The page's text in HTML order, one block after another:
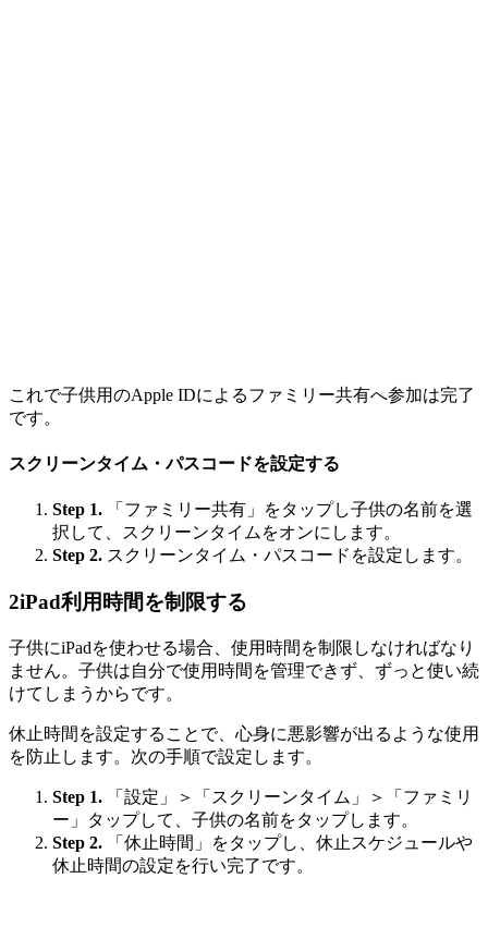
これで子供用のApple IDによるファミリー共有へ参加は完了
です。
スクリーンタイム・パスコードを設定する
Step 1.
「ファミリー共有」をタップし子供の名前を選
択して、スクリーンタイムをオンにします。
Step 2. スクリーンタイム・パスコードを設定します。
2iPad利用時間を制限する
子供にiPadを使わせる場合、使用時間を制限しなければなり
ません。子供は自分で使用時間を管理できず、ずっと使い続
けてしまうからです。
休止時間を設定することで、心身に悪影響が出るような使用
を防止します。次の手順で設定します。
Step 1.
「設定」＞「スクリーンタイム」＞「ファミリ
ー」タップして、子供の名前をタップします。
Step 2.
「休止時間」をタップし、休止スケジュールや
休止時間の設定を行い完了です。